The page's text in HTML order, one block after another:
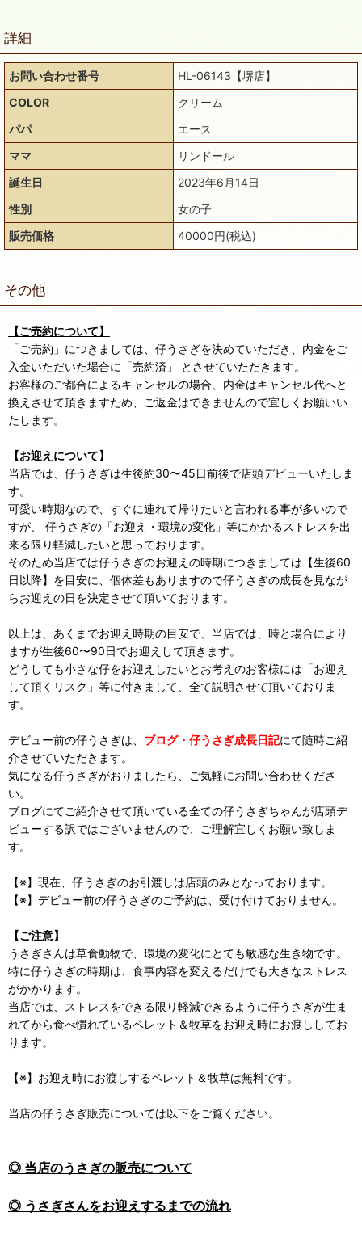
詳細
お問い合わせ番号
HL-06143【堺店】
COLOR
クリーム
パパ
エース
ママ
リンドール
誕生日
2023年6月14日
性別
女の子
販売価格
40000円(税込)
その他
【ご売約について】
「ご売約」につきましては、仔うさぎを決めていただき、内金をご
入金いただいた場合に「売約済」 とさせていただきます。
お客様のご都合によるキャンセルの場合、内金はキャンセル代へと
換えさせて頂きますため、ご返金はできませんので宜しくお願いい
たします。
【お迎えについて】
当店では、仔うさぎは生後約30〜45日前後で店頭デビューいたしま
す。
可愛い時期なので、すぐに連れて帰りたいと言われる事が多いので
すが、 仔うさぎの「お迎え・環境の変化」等にかかるストレスを出
来る限り軽減したいと思っております。
そのため当店では仔うさぎのお迎えの時期につきましては【生後60
日以降】を目安に、個体差もありますので仔うさぎの成長を見なが
らお迎えの日を決定させて頂いております。
以上は、あくまでお迎え時期の目安で、当店では、時と場合により
ますが生後60〜90日でお迎えして頂きます。
どうしても小さな仔をお迎えしたいとお考えのお客様には「お迎え
して頂くリスク」等に付きまして、全て説明させて頂いておりま
す。
デビュー前の仔うさぎは、 ブログ・仔うさぎ成長日記にて随時ご紹
介させていただきます。
気になる仔うさぎがおりましたら、ご気軽にお問い合わせくださ
い。
ブログにてご紹介させて頂いている全ての仔うさぎちゃんが店頭デ
ビューする訳ではございませんので、ご理解宜しくお願い致しま
す。
【※】現在、仔うさぎのお引渡しは店頭のみとなっております。
【※】デビュー前の仔うさぎのご予約は、受け付けておりません。
【ご注意】
うさぎさんは草食動物で、環境の変化にとても敏感な生き物です。
特に仔うさぎの時期は、食事内容を変えるだけでも大きなストレス
がかかります。
当店では、ストレスをできる限り軽減できるように仔うさぎが生ま
れてから食べ慣れているペレット＆牧草をお迎え時にお渡ししてお
ります。
【※】お迎え時にお渡しするペレット＆牧草は無料です。
当店の仔うさぎ販売については以下をご覧ください。
◎ 当店のうさぎの販売について
◎ うさぎさんをお迎えするまでの流れ